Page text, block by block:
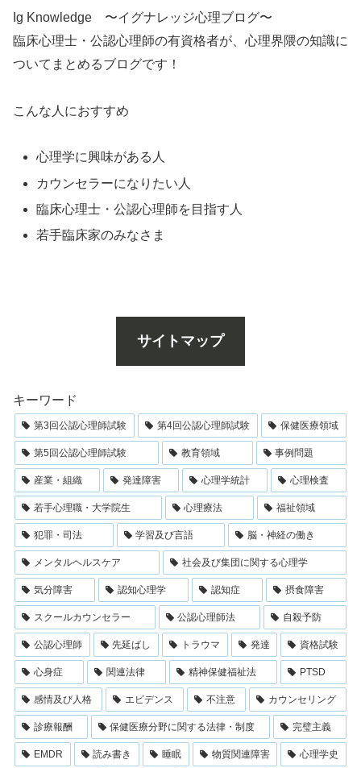
Ig Knowledge 〜イグナレッジ心理ブログ〜
臨床心理士・公認心理師の有資格者が、心理界隈の知識に
ついてまとめるブログです！
こんな人におすすめ
心理学に興味がある人
カウンセラーになりたい人
臨床心理士・公認心理師を目指す人
若手臨床家のみなさま
サイトマップ
キーワード
第3回公認心理師試験 第4回公認心理師試験 保健医療領域
第5回公認心理師試験 教育領域 事例問題
産業・組織 発達障害 心理学統計 心理検査
若手心理職・大学院生 心理療法 福祉領域
犯罪・司法 学習及び言語 脳・神経の働き
メンタルヘルスケア 社会及び集団に関する心理学
気分障害 認知心理学 認知症 摂食障害
スクールカウンセラー 公認心理師法 自殺予防
公認心理師 先延ばし トラウマ 発達 資格試験
心身症 関連法律 精神保健福祉法 PTSD
感情及び人格 エビデンス 不注意 カウンセリング
診療報酬 保健医療分野に関する法律・制度 完璧主義
EMDR 読み書き 睡眠 物質関連障害 心理学史